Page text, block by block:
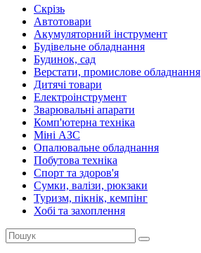
Скрізь
Автотовари
Акумуляторний інструмент
Будівельне обладнання
Будинок, сад
Верстати, промислове обладнання
Дитячі товари
Електроінструмент
Зварювальні апарати
Комп'ютерна техніка
Міні АЗС
Опалювальне обладнання
Побутова техніка
Спорт та здоров'я
Сумки, валізи, рюкзаки
Туризм, пікнік, кемпінг
Хобі та захоплення